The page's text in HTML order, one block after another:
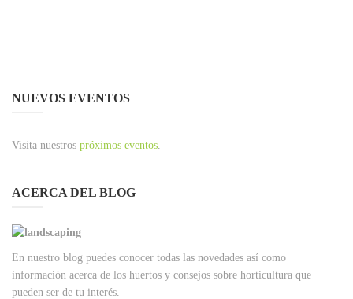
NUEVOS EVENTOS
Visita nuestros próximos eventos
ACERCA DEL BLOG
En nuestro blog puedes conocer todas las novedades así como
información acerca de los huertos y consejos sobre horticultura que
pueden ser de tu interés.